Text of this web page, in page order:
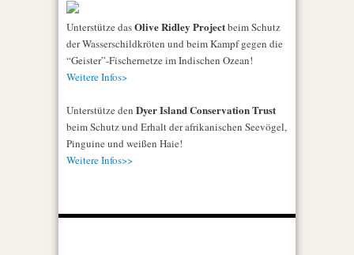
Unterstütze dasOlive Ridley Projectbeim Schutz
der Wasserschildkröten und beim Kampf gegen die
“Geister”-Fischernetze im Indischen Ozean!
Weitere Infos>
Unterstütze den Dyer Island Conservation Trust
beim Schutz und Erhalt der afrikanischen Seevögel,
Pinguine und weißen Haie!
Weitere Infos>>